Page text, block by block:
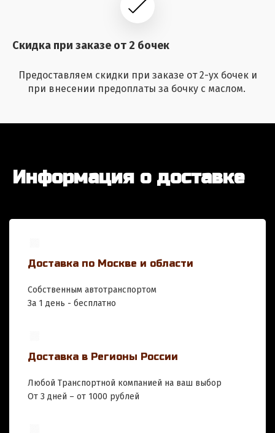
Скидка при заказе от 2 бочек
Предоставляем скидки при заказе от 2-ух бочек и
при внесении предоплаты за бочку с маслом.
Информация о доставке
Доставка по Москве и области
Собственным автотранспортом
За 1 день - бесплатно
Доставка в Регионы России
Любой Транспортной компанией на ваш выбор
От 3 дней – от 1000 рублей